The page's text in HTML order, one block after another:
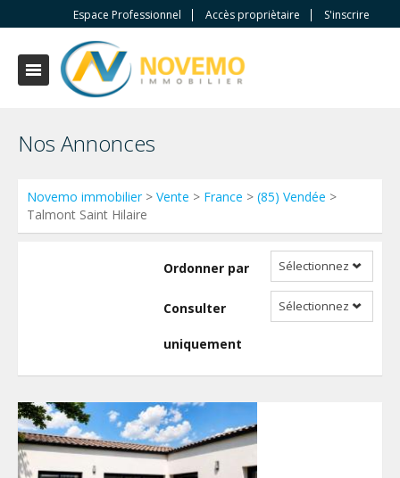
Espace Professionnel Accès propriètaire S'inscrire
Nos Annonces
Novemo immobilier> Vente > France > (85) Vendée >
Talmont Saint Hilaire
Ordonner par Sélectionnez
Consulter
uniquement
Sélectionnez